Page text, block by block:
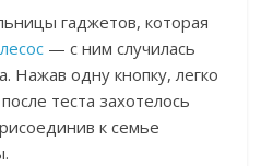
гаджетов, которая
— с ним случилась
Нажав одну кнопку, легко
теста захотелось
к семье